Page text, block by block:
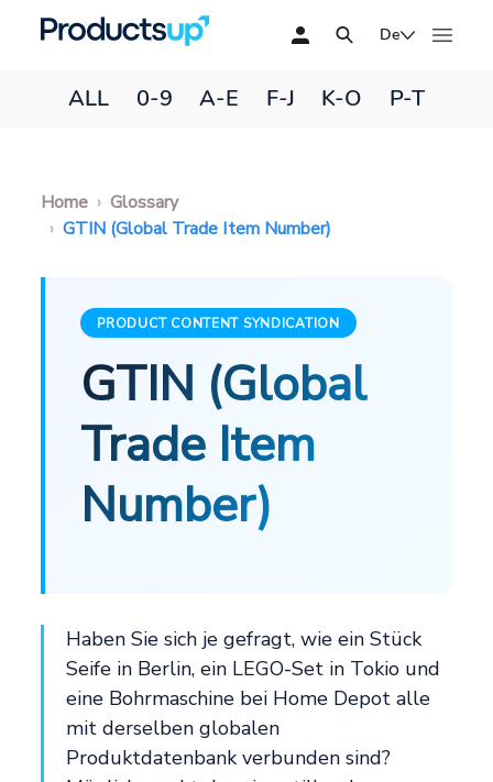
De
ALL 0-9 A-E F-J K-O P-T
Home
Glossary
GTIN (Global Trade Item Number)
PRODUCT CONTENT SYNDICATION
GTIN (Global
Trade Item
Number)
Haben Sie sich je gefragt, wie ein Stück
Seife in Berlin, ein LEGO-Set in Tokio und
eine Bohrmaschine bei Home Depot alle
mit derselben globalen
Produktdatenbank verbunden sind?